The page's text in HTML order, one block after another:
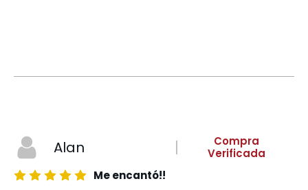
Alan
Compra
Verificada
Me encantó!!